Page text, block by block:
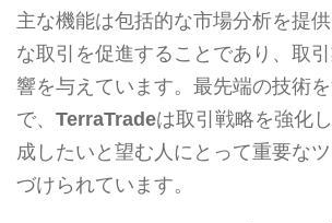
主な機能は包括的な市場分析を提
な取引を促進することであり、取
響を与えています。最先端の技術
で、 TerraTradeは取引戦略を強化
成したいと望む人にとって重要な
づけられています。